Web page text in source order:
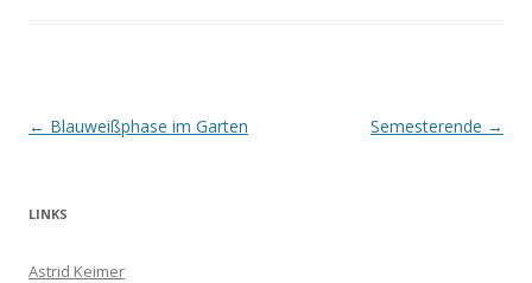
Beitrags-
← Blauweißphase im Garten Semesterende →
LINKS
Astrid Keimer